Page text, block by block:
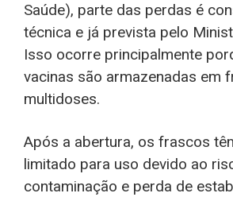
Saúde), parte das perdas é
técnica e já prevista pelo
Isso ocorre principalmente
vacinas são armazenadas em
multidoses.
Após a abertura, os frascos
limitado para uso devido ao
contaminação e perda de